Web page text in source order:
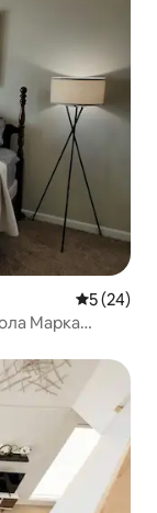
Середня
5 (24)
Марка